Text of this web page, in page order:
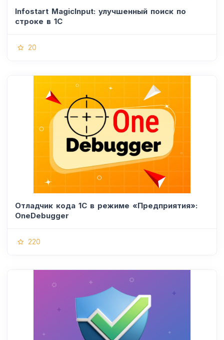
Infostart MagicInput: улучшенный поиск по
строке в 1С
20
Отладчик кода 1С в режиме «Предприятия»:
OneDebugger
220